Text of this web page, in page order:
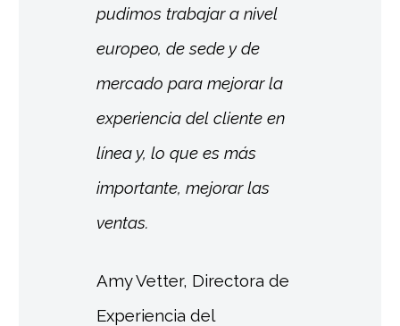
pudimos trabajar a nivel
europeo, de sede y de
mercado para mejorar la
experiencia del cliente en
línea y, lo que es más
importante, mejorar las
ventas.
Amy Vetter, Directora de
Experiencia del